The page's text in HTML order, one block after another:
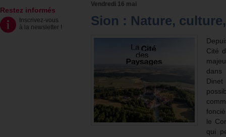
Restez informés
Inscrivez-vous
à la newsletter !
Vendredi 16 mai
Sion : Nature,
Cité
dans
le
qui